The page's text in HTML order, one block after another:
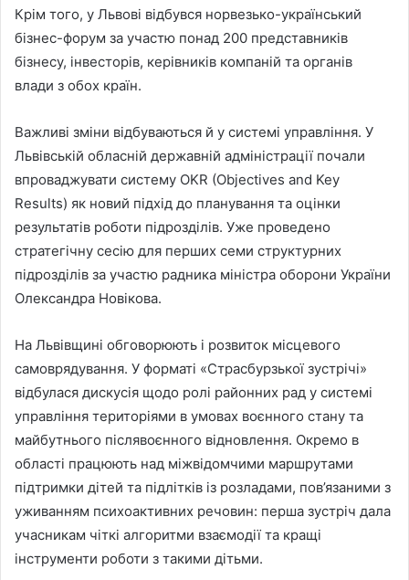
Крім того, у Львові відбувся норвезько-український
бізнес-форум за участю понад 200 представників
бізнесу, інвесторів, керівників компаній та органів
влади з обох країн.
Важливі зміни відбуваються й у системі управління. У
Львівській обласній державній адміністрації почали
впроваджувати систему OKR (Objectives and Key
Results) як новий підхід до планування та оцінки
результатів роботи підрозділів. Уже проведено
стратегічну сесію для перших семи структурних
підрозділів за участю радника міністра оборони України
Олександра Новікова.
На Львівщині обговорюють і розвиток місцевого
самоврядування. У форматі «Страсбурзької зустрічі»
відбулася дискусія щодо ролі районних рад у системі
управління територіями в умовах воєнного стану та
майбутнього післявоєнного відновлення. Окремо в
області працюють над міжвідомчими маршрутами
підтримки дітей та підлітків із розладами, пов’язаними з
уживанням психоактивних речовин: перша зустріч дала
учасникам чіткі алгоритми взаємодії та кращі
інструменти роботи з такими дітьми.